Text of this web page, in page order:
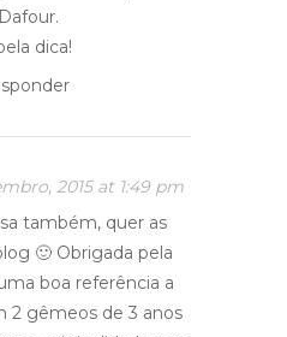
dica!
2015 at 1:49 pm
também, quer as
🙂 Obrigada pela
boa referência a
2 gêmeos de 3 anos